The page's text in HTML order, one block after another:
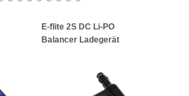
E-flite 2S DC Li-PO
Balancer Ladegerät